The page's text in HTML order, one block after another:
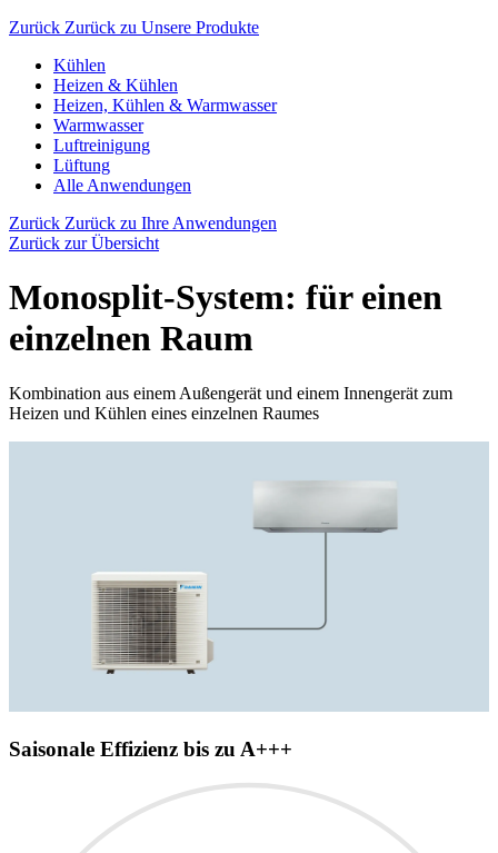
Zurück Zurück zu Unsere Produkte
Kühlen
Heizen & Kühlen
Heizen, Kühlen & Warmwasser
Warmwasser
Luftreinigung
Lüftung
Alle Anwendungen
Zurück Zurück zu Ihre Anwendungen
Zurück zur Übersicht
Monosplit-System: für einen
einzelnen Raum
Kombination aus einem Außengerät und einem Innengerät zum
Heizen und Kühlen eines einzelnen Raumes
Saisonale Effizienz bis zu A+++